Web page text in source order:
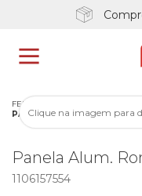
FERNET
PANELAS, CACAROLAS E
Clique na imagem para
Panela Alum.
1106157554